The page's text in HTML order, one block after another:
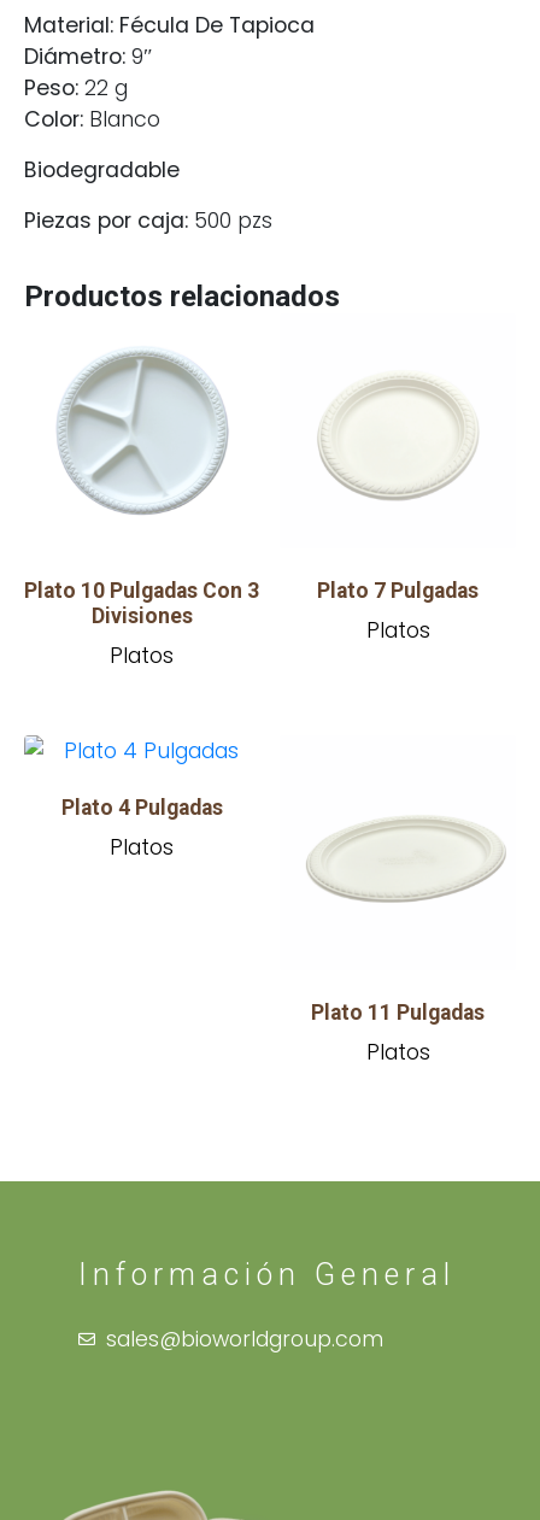
Material: Fécula De Tapioca
Diámetro: 9″
Peso: 22 g
Color: Blanco
Biodegradable
Piezas por caja: 500 pzs
Productos relacionados
Plato 10 Pulgadas Con 3
Divisiones
Platos
Plato 7 Pulgadas
Platos
Plato 4 Pulgadas
Platos
Plato 11 Pulgadas
Platos
Información General
sales@bioworldgroup.com